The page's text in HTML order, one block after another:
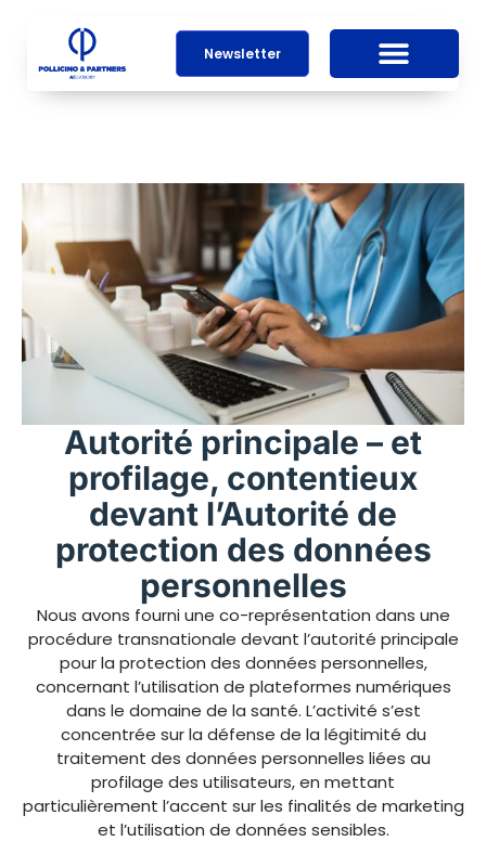
Newsletter
Autorité principale – et
profilage, contentieux
devant l’Autorité de
protection des données
personnelles
Nous avons fourni une co-représentation dans une
procédure transnationale devant l’autorité principale
pour la protection des données personnelles,
concernant l’utilisation de plateformes numériques
dans le domaine de la santé. L’activité s’est
concentrée sur la défense de la légitimité du
traitement des données personnelles liées au
profilage des utilisateurs, en mettant
particulièrement l’accent sur les finalités de marketing
et l’utilisation de données sensibles.